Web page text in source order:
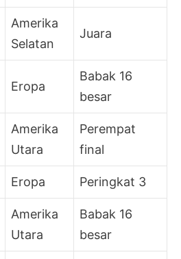
Amerika
Selatan
Juara
Eropa
Babak 16
besar
Amerika
Utara
Perempat
final
Eropa Peringkat 3
Amerika
Utara
Babak 16
besar